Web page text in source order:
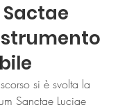
si è svolta la
Sanctae Luciae